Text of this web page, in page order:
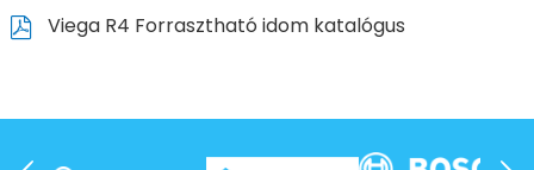
Viega R4 Forrasztható idom katalógus